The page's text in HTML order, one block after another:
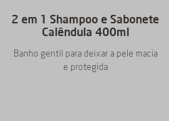
2 em 1 Shampoo e Sabonete
Calêndula 400ml
Banho gentil para deixar a pele macia
e protegida